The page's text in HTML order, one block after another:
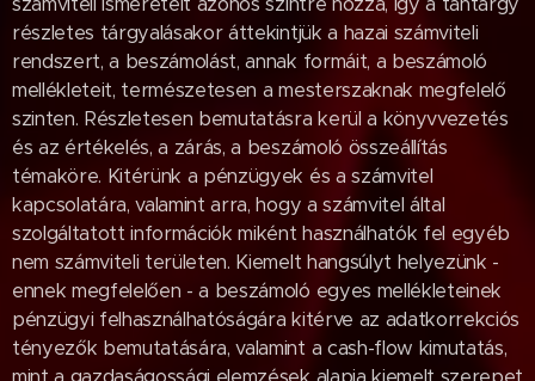
részletes tárgyalásakor áttekintjük a hazai számviteli
rendszert, a beszámolást, annak formáit, a beszámoló
mellékleteit, természetesen a mesterszaknak megfelelő
szinten. Részletesen bemutatásra kerül a könyvvezetés
és az értékelés, a zárás, a beszámoló összeállítás
témaköre. Kitérünk a pénzügyek és a számvitel
kapcsolatára, valamint arra, hogy a számvitel által
szolgáltatott információk miként használhatók fel egyéb
nem számviteli területen. Kiemelt hangsúlyt helyezünk -
ennek megfelelően - a beszámoló egyes mellékleteinek
pénzügyi felhasználhatóságára kitérve az adatkorrekciós
tényezők bemutatására, valamint a cash-flow kimutatás,